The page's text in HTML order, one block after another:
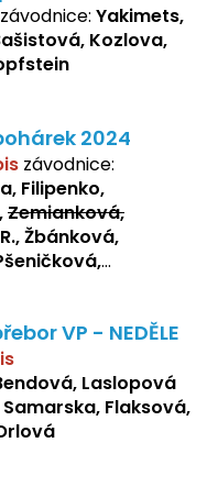
závodnice: Yakimets,
Kozlova,
2024
závodnice:
Filipenko,
Zemianková,
Žbánková,
VP - NEDĚLE
Laslopová
Samarska, Flaksová,